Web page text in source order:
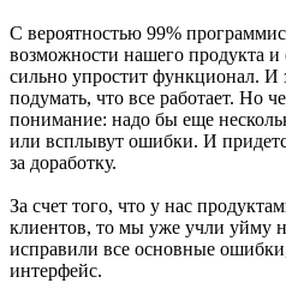
С вероятностью 99%
возможности нашего продукта и
сильно упростит функционал. И
подумать, что все работает. Но
понимание: надо бы еще
или всплывут ошибки. И
за доработку.
За счет того, что у нас
клиентов, то мы уже учли уйму
исправили все основные
интерфейс.